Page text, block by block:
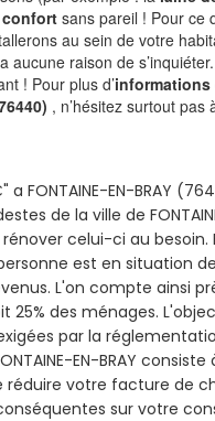
confort sans pareil ! Pour ce
au sein de votre
a aucune raison de
! Pour plus d’informations
, n’hésitez surtout pas
a FONTAINE-EN-BRAY
de la ville de
celui-ci au besoin.
est en situation
L'on compte ainsi
25% des ménages.
par la
EN-BRAY
votre facture de
sur votre